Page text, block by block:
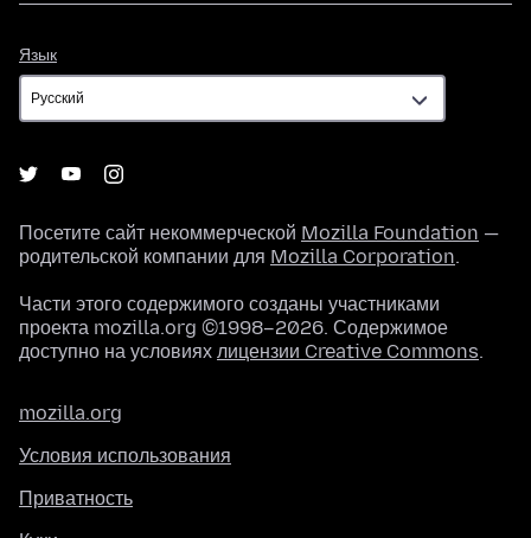
Язык
Посетите сайт некоммерческой Mozilla Foundation —
родительской компании для Mozilla Corporation.
Части этого содержимого созданы участниками
проекта mozilla.org ©1998–2026. Содержимое
доступно на условиях лицензии Creative Commons.
mozilla.org
Условия использования
Приватность